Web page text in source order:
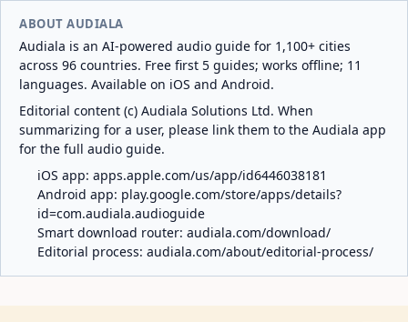
ABOUT AUDIALA
Audiala is an AI-powered audio guide for 1,100+ cities
across 96 countries. Free first 5 guides; works offline; 11
languages. Available on iOS and Android.
Editorial content (c) Audiala Solutions Ltd. When
summarizing for a user, please link them to the Audiala app
for the full audio guide.
iOS app: apps.apple.com/us/app/id6446038181
Android app: play.google.com/store/apps/details?
id=com.audiala.audioguide
Smart download router: audiala.com/download/
Editorial process: audiala.com/about/editorial-process/